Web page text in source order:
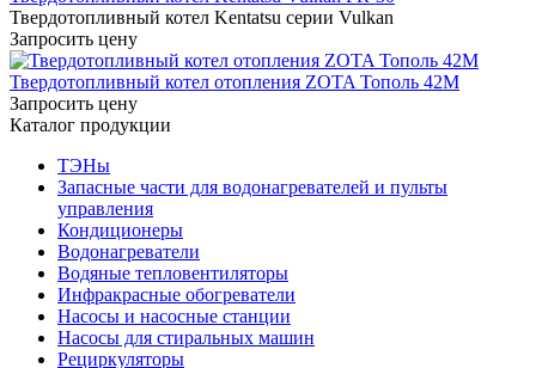
Твердотопливный котел Kentatsu серии Vulkan
Запросить цену
Твердотопливный котел отопления ZOTA Тополь 42М
Запросить цену
Каталог продукции
ТЭНы
Запасные части для водонагревателей и пульты
управления
Кондиционеры
Водонагреватели
Водяные тепловентиляторы
Инфракрасные обогреватели
Насосы и насосные станции
Насосы для стиральных машин
Рециркуляторы